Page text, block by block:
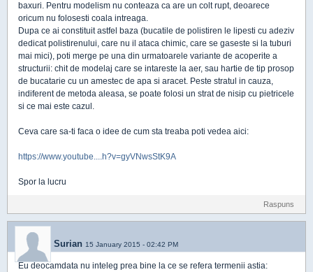
baxuri. Pentru modelism nu conteaza ca are un colt rupt, deoarece
oricum nu folosesti coala intreaga.
Dupa ce ai constituit astfel baza (bucatile de polistiren le lipesti cu adeziv
dedicat polistirenului, care nu il ataca chimic, care se gaseste si la tuburi
mai mici), poti merge pe una din urmatoarele variante de acoperite a
structurii: chit de modelaj care se intareste la aer, sau hartie de tip prosop
de bucatarie cu un amestec de apa si aracet. Peste stratul in cauza,
indiferent de metoda aleasa, se poate folosi un strat de nisip cu pietricele
si ce mai este cazul.
Ceva care sa-ti faca o idee de cum sta treaba poti vedea aici:
https://www.youtube....h?v=gyVNwsStK9A
Spor la lucru
Raspuns
Surian 15 January 2015 - 02:42 PM
Eu deocamdata nu inteleg prea bine la ce se refera termenii astia: